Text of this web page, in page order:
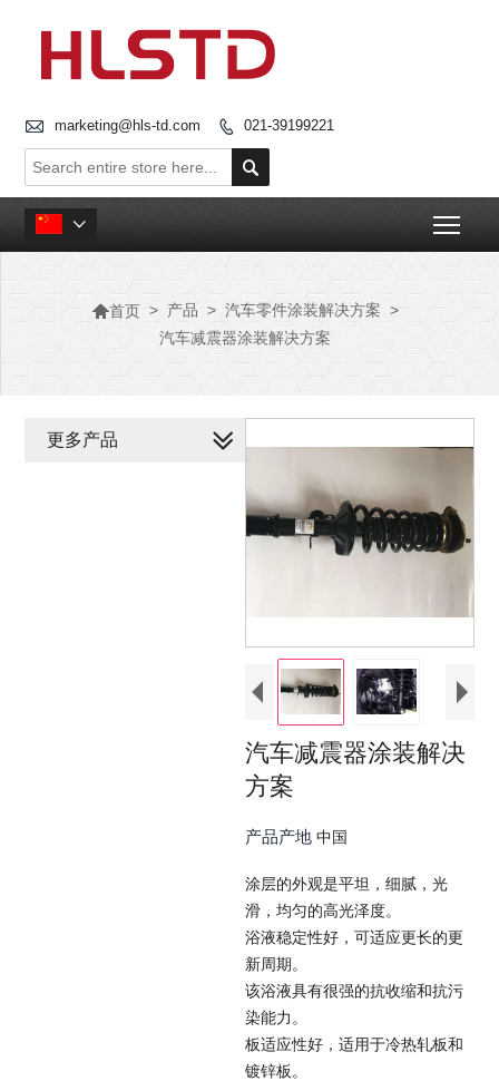
 marketing@hls-td.com  021-39199221


首页 > 产品 > 汽车零件涂装解决方案 >
汽车减震器涂装解决方案
汽车减震器涂装解决
方案
产品产地 中国
涂层的外观是平坦，细腻，光
滑，均匀的高光泽度。
浴液稳定性好，可适应更长的更
新周期。
该浴液具有很强的抗收缩和抗污
染能力。
板适应性好，适用于冷热轧板和
镀锌板。
更多产品